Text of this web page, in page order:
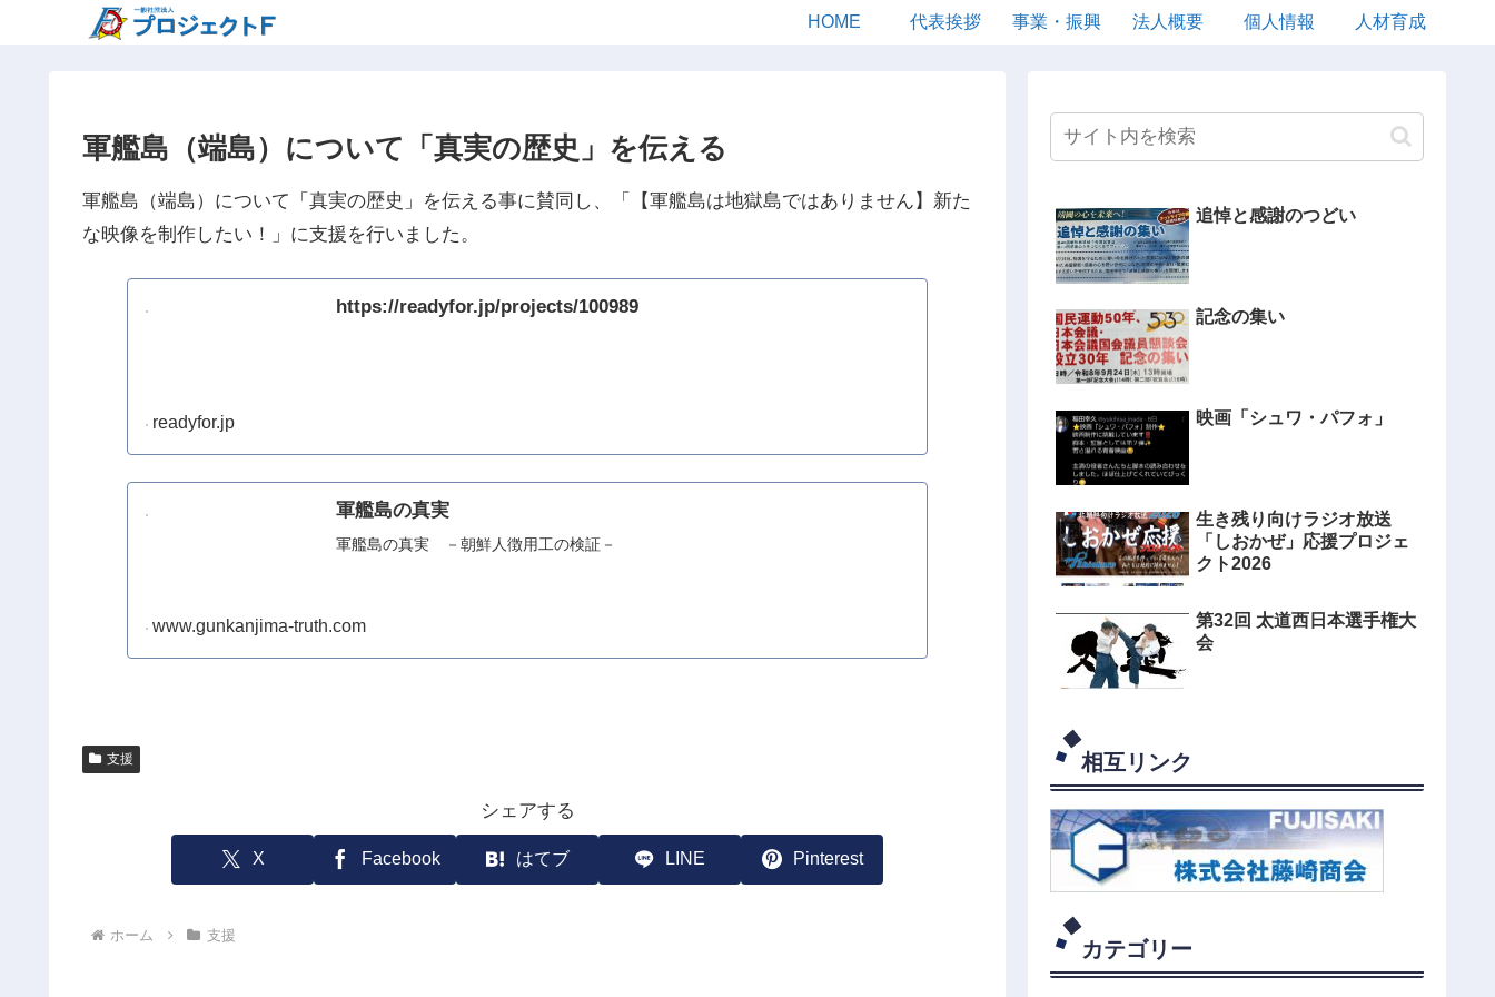
HOME 代表挨拶 事業・振興 法人概要 個人情報 人材育成
軍艦島（端島）について「真実の歴史」を伝える
軍艦島（端島）について「真実の歴史」を伝える事に賛同し、「【軍艦島は地獄島ではありません】新た
な映像を制作したい！」に支援を行いました。
https://readyfor.jp/projects/100989
readyfor.jp
軍艦島の真実
軍艦島の真実 －朝鮮人徴用工の検証－
www.gunkanjima-truth.com
支援
シェアする
X Facebook はてブ LINE Pinterest
ホーム 支援
追悼と感謝のつどい
記念の集い
映画「シュワ・パフォ」
生き残り向けラジオ放送
「しおかぜ」応援プロジェ
クト2026
第32回 太道西日本選手権大
会
相互リンク
カテゴリー